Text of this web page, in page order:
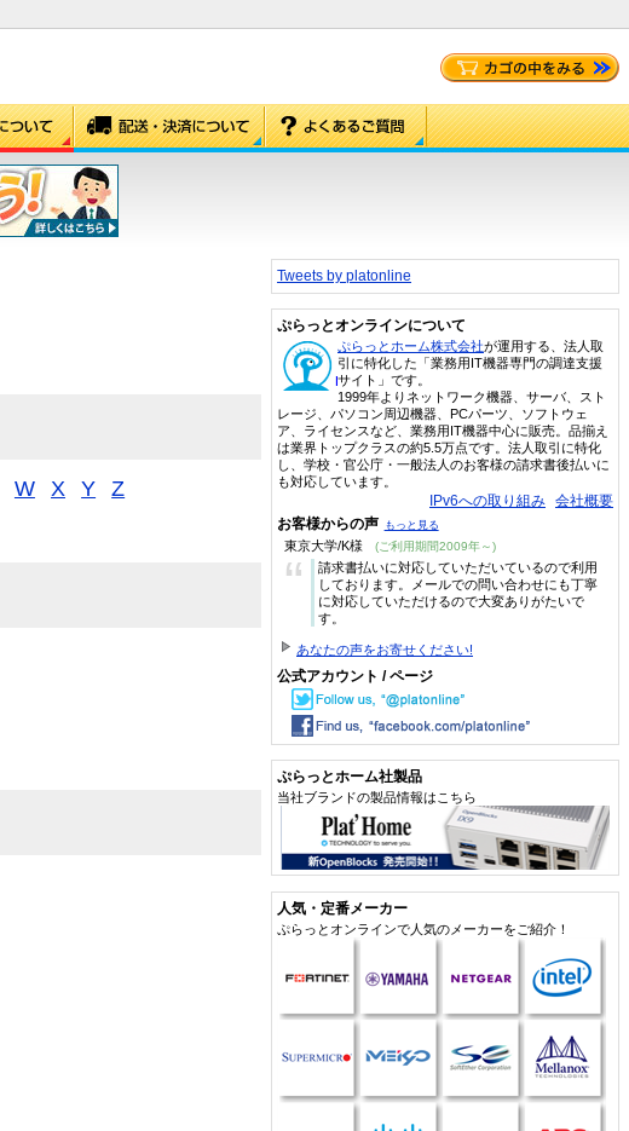
W X Y
Z
Tweets by platonline
ぷらっとオンラインについて
ぷらっとホーム株式会社が運用する、法人取
引に特化した「業務用IT機器専門の調達支援
サイト」です。
1999年よりネットワーク機器、サーバ、スト
レージ、パソコン周辺機器、PCパーツ、ソフトウェ
ア、ライセンスなど、業務用IT機器中心に販売。品揃え
は業界トップクラスの約5.5万点です。法人取引に特化
し、学校・官公庁・一般法人のお客様の請求書後払いに
も対応しています。
IPv6への取り組み 会社概要
お客様からの声 もっと見る
東京大学/K様 (ご利用期間2009年～)
“
請求書払いに対応していただいているので利用
しております。メールでの問い合わせにも丁寧
に対応していただけるので大変ありがたいで
す。
あなたの声をお寄せください!
公式アカウント / ページ
ぷらっとホーム社製品
当社ブランドの製品情報はこちら
人気・定番メーカー
ぷらっとオンラインで人気のメーカーをご紹介！